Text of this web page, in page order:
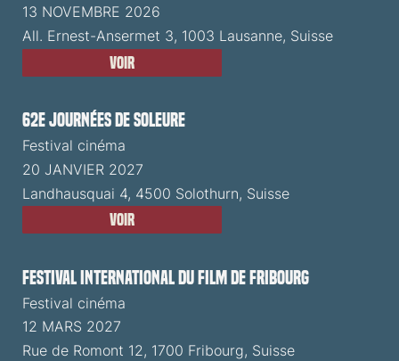
13 NOVEMBRE 2026
All. Ernest-Ansermet 3, 1003 Lausanne, Suisse
Voir
62e Journées de Soleure
Festival cinéma
20 JANVIER 2027
Landhausquai 4, 4500 Solothurn, Suisse
Voir
Festival International du Film de Fribourg
Festival cinéma
12 MARS 2027
Rue de Romont 12, 1700 Fribourg, Suisse